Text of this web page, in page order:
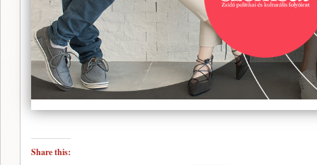
Share this: